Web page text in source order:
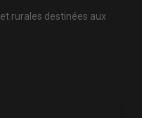
rurales destinées aux